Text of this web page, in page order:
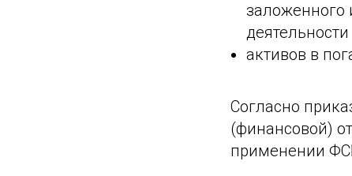
заложенного
активов в
Согласно
(финансовой)
применении